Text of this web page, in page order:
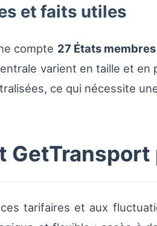
et faits utiles
compte 27 États membres
varient en taille et
ce qui nécessite
tarifaires et aux